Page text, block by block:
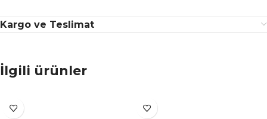
Kargo ve Teslimat
İlgili ürünler